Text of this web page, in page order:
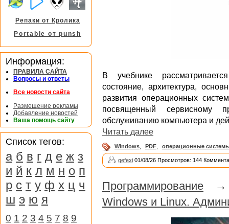
В учебнике
состояние, архитектура,
развития операционных
посвященный сервисному
обслуживанию компьютера и
Читать далее
Windows PDF операционные
gefexi 01/08/26 Просмотров: 144
Программирование
Windows и Linux.
Репаки от Кролика
Portable от punsh
Информация:
ПРАВИЛА САЙТА
Вопросы и ответы
Все новости сайта
Размещение рекламы
Добавление новостей
Ваша помощь сайту
Список тегов:
а б в г д е ж з
и й к л м н о п
р с т у ф х ц ч
ш э ю я
0 1 2 3 4 5 7 8 9